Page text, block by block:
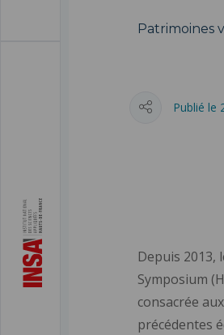
Patrimoines
Publié le
Depuis
Symposium
consacrée
précédentes